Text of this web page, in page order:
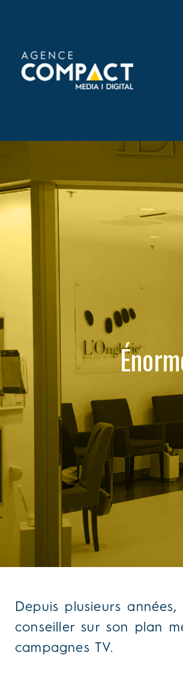
Depuis plusieurs
conseiller sur son plan
campagnes TV.